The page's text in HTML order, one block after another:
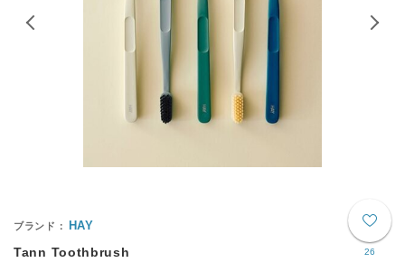
26
HAY
Tann Toothbrush